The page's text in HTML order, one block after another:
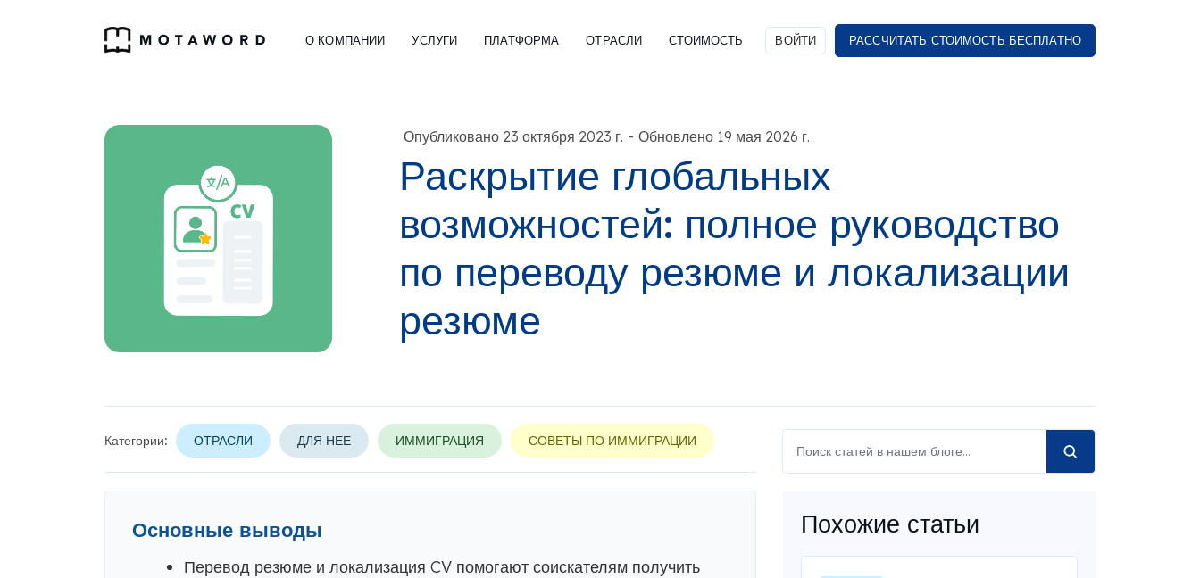
О КОМПАНИИ УСЛУГИ ПЛАТФОРМА ОТРАСЛИ СТОИМОСТЬ ВОЙТИ РАССЧИТАТЬ СТОИМОСТЬ БЕСПЛАТНО
Опубликовано 23 октября 2023 г. - Обновлено 19 мая 2026 г.
Раскрытие глобальных
возможностей: полное руководство
по переводу резюме и локализации
резюме
Категории: ОТРАСЛИ ДЛЯ НЕЕ ИММИГРАЦИЯ СОВЕТЫ ПО ИММИГРАЦИИ
Основные выводы
Перевод резюме и локализация CV помогают соискателям получить
Похожие статьи